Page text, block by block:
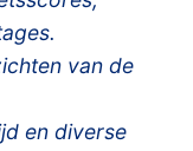
van de
en diverse